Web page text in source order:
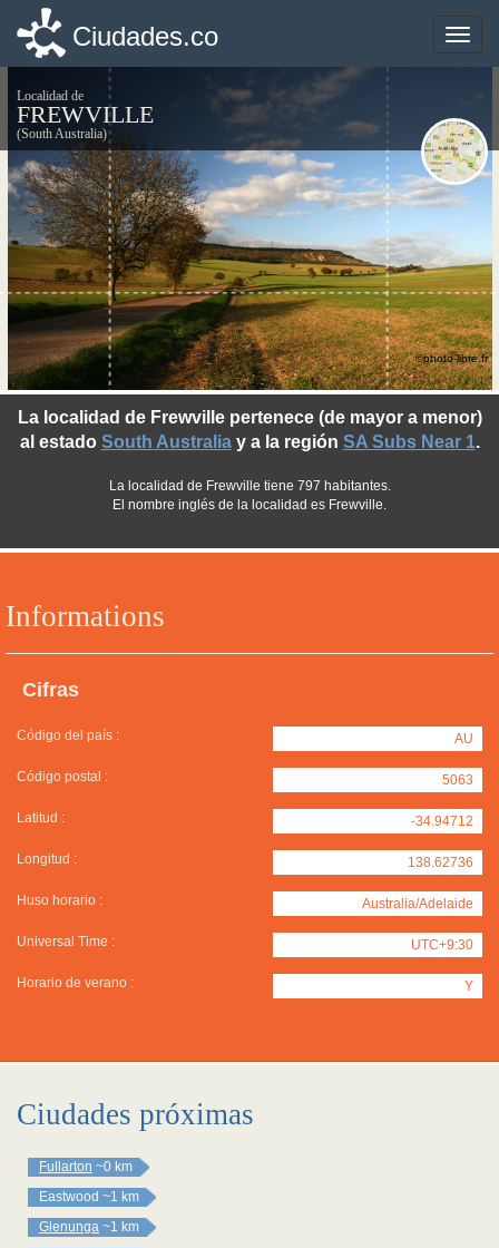
Toggle
Ciudades.co
Localidad de
FREWVILLE
(South Australia)
Informations
Cifras
Código del país : AU
Código postal : 5063
Latitud : -34.94712
Longitud : 138.62736
Huso horario : Australia/Adelaide
Universal Time : UTC+9:30
Horario de verano : Y
La localidad de Frewville pertenece (de mayor a menor)
al estado South Australiay a la región SA Subs Near 1.
La localidad de Frewville tiene 797 habitantes.
El nombre inglés de la localidad es Frewville.
©photo-libre.fr
Ciudades próximas
Fullarton ~0 km
Eastwood ~1 km
Glenunga ~1 km
Toggle
Ciudades.co